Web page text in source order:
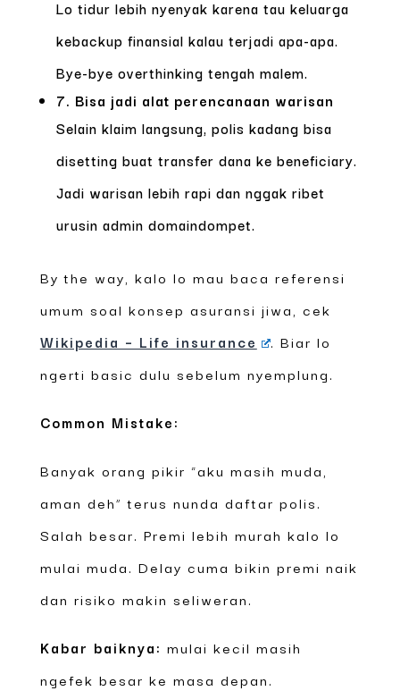
Lo tidur lebih nyenyak karena tau keluarga
kebackup finansial kalau terjadi apa-apa.
Bye-bye overthinking tengah malem.
7. Bisa jadi alat perencanaan warisan
Selain klaim langsung, polis kadang bisa
disetting buat transfer dana ke beneficiary.
Jadi warisan lebih rapi dan nggak ribet
urusin admin domaindompet.
By the way, kalo lo mau baca referensi
umum soal konsep asuransi jiwa, cek
Wikipedia – Life insurance
. Biar lo
ngerti basic dulu sebelum nyemplung.
Common Mistake:
Banyak orang pikir “aku masih muda,
aman deh” terus nunda daftar polis.
Salah besar. Premi lebih murah kalo lo
mulai muda. Delay cuma bikin premi naik
dan risiko makin seliweran.
Kabar baiknya: mulai kecil masih
ngefek besar ke masa depan.